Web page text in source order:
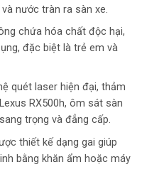
nước tràn ra sàn xe.
chứa hóa chất độc hại,
đặc biệt là trẻ em và
quét laser hiện đại, thảm
RX500h, ôm sát sàn
trọng và đẳng cấp.
thiết kế dạng gai giúp
bằng khăn ẩm hoặc máy